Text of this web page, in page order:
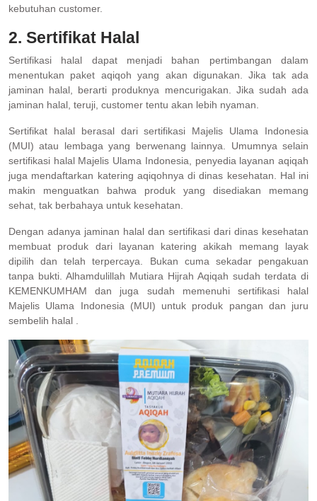
kebutuhan customer.
2. Sertifikat Halal
Sertifikasi halal dapat menjadi bahan pertimbangan dalam
menentukan paket aqiqoh yang akan digunakan. Jika tak ada
jaminan halal, berarti produknya mencurigakan. Jika sudah ada
jaminan halal, teruji, customer tentu akan lebih nyaman.
Sertifikat halal berasal dari sertifikasi Majelis Ulama Indonesia
(MUI) atau lembaga yang berwenang lainnya. Umumnya selain
sertifikasi halal Majelis Ulama Indonesia, penyedia layanan aqiqah
juga mendaftarkan katering aqiqohnya di dinas kesehatan. Hal ini
makin menguatkan bahwa produk yang disediakan memang
sehat, tak berbahaya untuk kesehatan.
Dengan adanya jaminan halal dan sertifikasi dari dinas kesehatan
membuat produk dari layanan katering akikah memang layak
dipilih dan telah terpercaya. Bukan cuma sekadar pengakuan
tanpa bukti. Alhamdulillah Mutiara Hijrah Aqiqah sudah terdata di
KEMENKUMHAM dan juga sudah memenuhi sertifikasi halal
Majelis Ulama Indonesia (MUI) untuk produk pangan dan juru
sembelih halal .